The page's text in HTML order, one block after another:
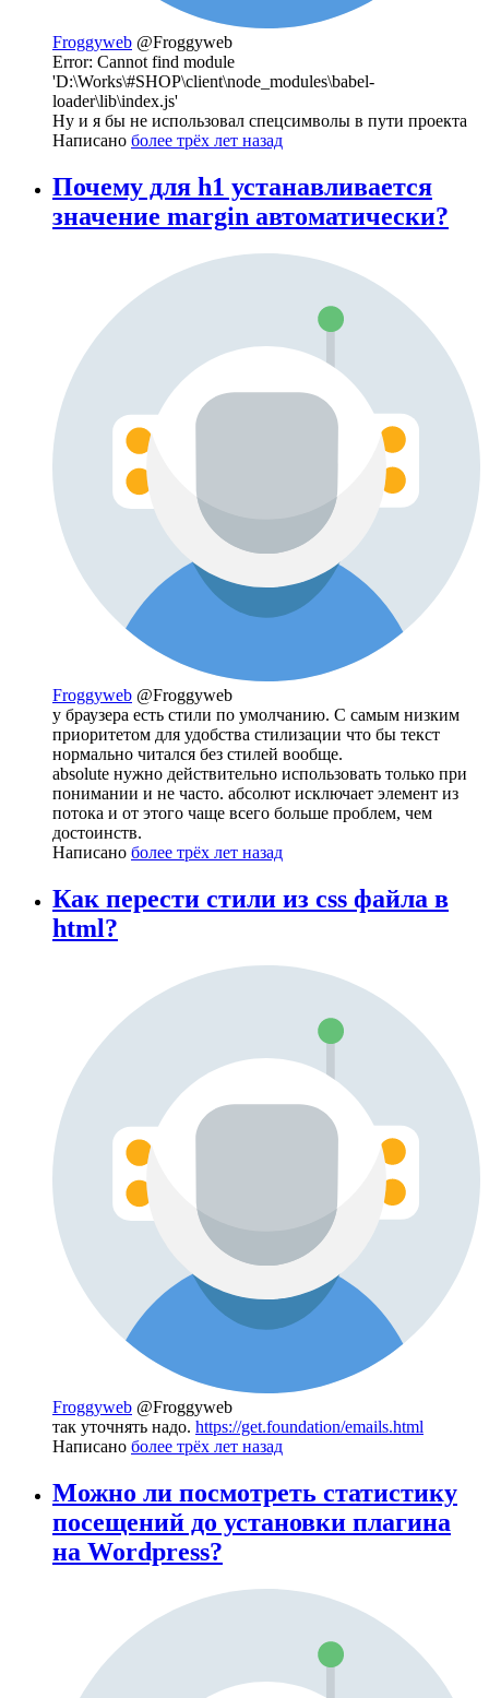
Froggyweb @Froggyweb
Error: Cannot find module
'D:\Works\#SHOP\client\node_modules\babel-
loader\lib\index.js'
Ну и я бы не использовал спецсимволы в пути проекта
Написано более трёх лет назад
Почему для h1 устанавливается
значение margin автоматически?
Froggyweb @Froggyweb
у браузера есть стили по умолчанию. С самым низким
приоритетом для удобства стилизации что бы текст
нормально читался без стилей вообще.
absolute нужно действительно использовать только при
понимании и не часто. абсолют исключает элемент из
потока и от этого чаще всего больше проблем, чем
достоинств.
Написано более трёх лет назад
Как перести стили из css файла в
html?
Froggyweb @Froggyweb
так уточнять надо. https://get.foundation/emails.html
Написано более трёх лет назад
Можно ли посмотреть статистику
посещений до установки плагина
на Wordpress?